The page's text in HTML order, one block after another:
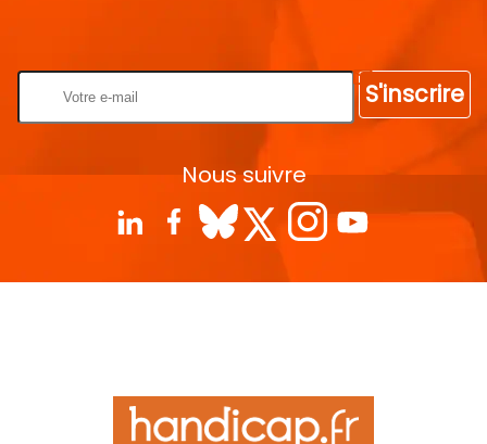
S'inscrire
Nous suivre